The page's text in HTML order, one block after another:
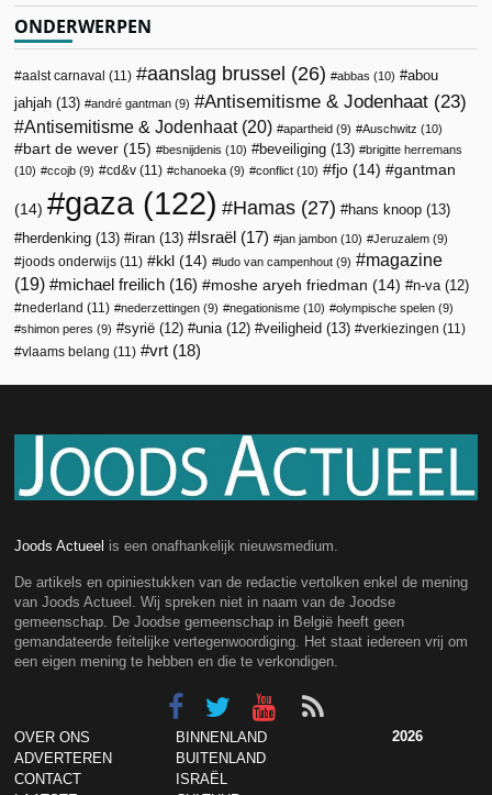
ONDERWERPEN
aalst carnaval (11) aanslag brussel (26) abbas (10)
abou
jahjah (13) andré gantman (9) Antisemitisme & Jodenhaat (23)
Antisemitisme & Jodenhaat(20) apartheid (9) Auschwitz (10)
bart de wever (15) besnijdenis (10) beveiliging (13)
brigitte herremans
(10)
ccojb (9) cd&v (11) chanoeka (9) conflict (10) fjo (14) gantman
(14) gaza (122) Hamas (27) hans knoop (13)
herdenking (13) iran (13) Israël (17) jan jambon (10) Jeruzalem (9)
joods onderwijs (11) kkl (14) ludo van campenhout (9)
magazine
(19)
michael freilich (16) moshe aryeh friedman (14) n-va (12)
nederland (11) nederzettingen (9) negationisme (10) olympische spelen (9)
shimon peres (9) syrië (12) unia (12) veiligheid (13) verkiezingen (11)
vlaams belang (11) vrt (18)
Joods Actueel is een onafhankelijk nieuwsmedium.
De artikels en opiniestukken van de redactie vertolken enkel de mening
van Joods Actueel. Wij spreken niet in naam van de Joodse
gemeenschap. De Joodse gemeenschap in België heeft geen
gemandateerde feitelijke vertegenwoordiging. Het staat iedereen vrij om
een eigen mening te hebben en die te verkondigen.
OVER ONS
ADVERTEREN
CONTACT
BINNENLAND
BUITENLAND
ISRAËL
2026